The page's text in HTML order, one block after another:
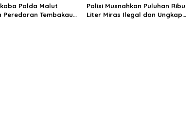
Polda Malut
Peredaran Tembakau
Polisi Musnahkan Puluhan Ribu
Liter Miras Ilegal dan Ungkap